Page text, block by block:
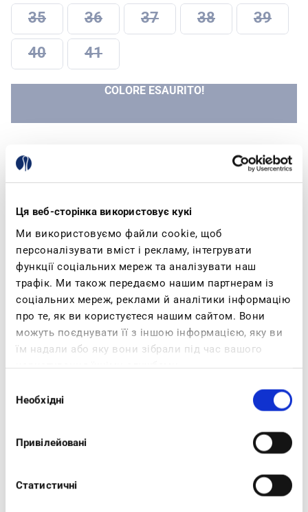
Ця веб-сторінка використовує кукі
Ми використовуємо файли cookie, щоб
персоналізувати вміст і рекламу, інтегрувати
функції соціальних мереж та аналізувати наш
трафік. Ми також передаємо нашим партнерам із
соціальних мереж, реклами й аналітики інформацію
про те, як ви користуєтеся нашим сайтом. Вони
можуть поєднувати її з іншою інформацією, яку ви
їм надали або яку вони зібрали під час вашого
згоди
Необхідні
Привілейовані
Статистичні
35 36 37 38 39
40 41
COLORE ESAURITO!
Descrizione Specifiche Di Prodotto
Cerchi comodità e sobria eleganza? Questi
sandali fanno per te! Hnno un comodo
cinturno regolabile e un plantare imbottito in
vera pelle.Sono tempestati di briallantini e
perline per illuminare ogni tuo passo.
TI POTREBBERO PIACERE ANCHE